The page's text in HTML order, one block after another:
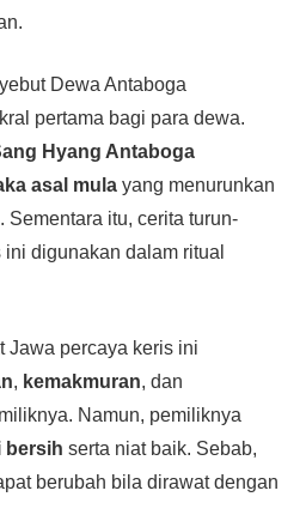
Dewa Antaboga
pertama bagi para dewa.
Hyang Antaboga
asal mulayang menurunkan
Sementara itu, cerita turun-
digunakan dalam ritual
Jawa percaya keris ini
, kemakmuran, dan
Namun, pemiliknya
bersih serta niat baik. Sebab,
berubah bila dirawat dengan